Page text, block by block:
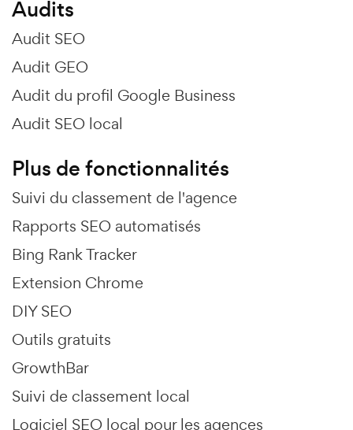
Audits
Audit SEO
Audit GEO
Audit du profil Google Business
Audit SEO local
Plus de fonctionnalités
Suivi du classement de l'agence
Rapports SEO automatisés
Bing Rank Tracker
Extension Chrome
DIY SEO
Outils gratuits
GrowthBar
Suivi de classement local
Logiciel SEO local pour les agences